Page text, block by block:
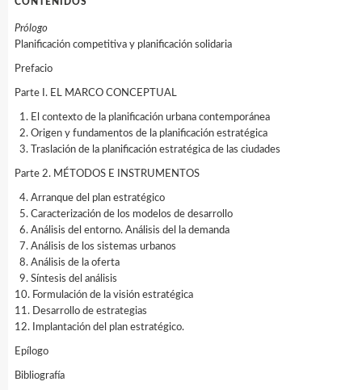
Prólogo
Planificación competitiva y planificación solidaria
Prefacio
Parte I. EL MARCO CONCEPTUAL
1. El contexto de la planificación urbana contemporánea
2. Origen y fundamentos de la planificación estratégica
3. Traslación de la planificación estratégica de las ciudades
Parte 2. MÉTODOS E INSTRUMENTOS
4. Arranque del plan estratégico
5. Caracterización de los modelos de desarrollo
6. Análisis del entorno. Análisis del la demanda
7. Análisis de los sistemas urbanos
8. Análisis de la oferta
9. Síntesis del análisis
10. Formulación de la visión estratégica
11. Desarrollo de estrategias
12. Implantación del plan estratégico.
Epílogo
Bibliografía